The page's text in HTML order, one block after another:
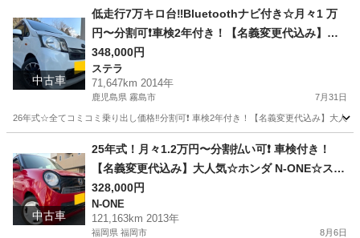
ムーヴ お買い得
中古車
低走行7万キロ台‼️Bluetoothナビ付き☆月々1 万
円〜分割可❗️車検2年付き！【名義変更代込み】大
人気☆スバル ステラ Lスマートアシスト☆Blueto
othナビ付き☆走行中DVD見れます☆ドライブレコ
ーダー付きのフル装備☆社外アルミ☆のまま乗っ
348,000円
ステラ
71,647km 2014年
鹿児島県 霧島市 7月31日
26年式☆全てコミコミ乗り出し価格‼️分割可❗️ 車検2年付き！【名義変更代込み】大
ステラ 走行距離
中古車
25年式！月々1.2万円〜分割払い可❗️ 車検付き！
【名義変更代込み】大人気☆ホンダ N-ONE☆ステ
アリングスイッチ付き☆Bluetooth対応ナビ付き
☆走行中DVD見れます☆ETC付き☆便利なバック
カメラ付き☆ドラレコ付き☆スマートキー☆フル
328,000円
N-ONE
121,163km 2013年
福岡県 福岡市 8月6日